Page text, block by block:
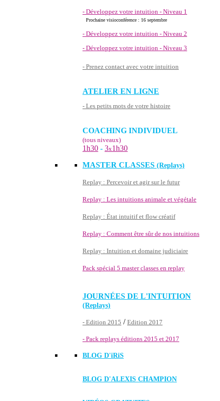
- Développez votre intuition - Niveau 1
Prochaine visioconférence : 16 septembre
- Développez votre intuition - Niveau 2
- Développez votre intuition - Niveau 3
- Prenez contact avec votre intuition
ATELIER EN LIGNE
- Les petits mots de votre histoire
COACHING INDIVIDUEL
(tous niveaux)
1h30 - 3x1h30
MASTER CLASSES (Replays)
Replay : Percevoir et agir sur le futur
Replay : Les intuitions animale et végétale
Replay : État intuitif et flow créatif
Replay : Comment être sûr de nos intuitions
Replay : Intuition et domaine judiciaire
Pack spécial 5 master classes en replay
JOURNÉES DE L'INTUITION
(Replays)
- Edition 2015 / Edition 2017
- Pack replays éditions 2015 et 2017
BLOG D'iRiS
BLOG D'ALEXIS CHAMPION